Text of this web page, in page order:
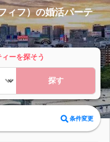
ィフ）の婚活パーテ
ーを探そう
探す
条件変更